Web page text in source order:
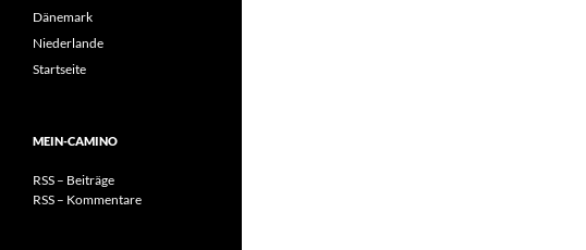
Dänemark
Niederlande
Startseite
MEIN-CAMINO
RSS – Beiträge
RSS – Kommentare